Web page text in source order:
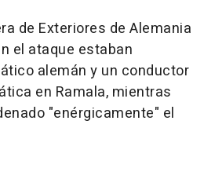
de Exteriores de Alemania
el ataque estaban
alemán y un conductor
en Ramala, mientras
"enérgicamente" el